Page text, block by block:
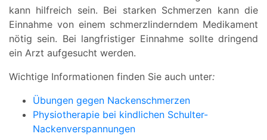
kann hilfreich sein. Bei starken Schmerzen kann die
Einnahme von einem schmerzlinderndem Medikament
nötig sein. Bei langfristiger Einnahme sollte dringend
ein Arzt aufgesucht werden.
Wichtige Informationen finden Sie auch unter:
Übungen gegen Nackenschmerzen
Physiotherapie bei kindlichen Schulter-
Nackenverspannungen